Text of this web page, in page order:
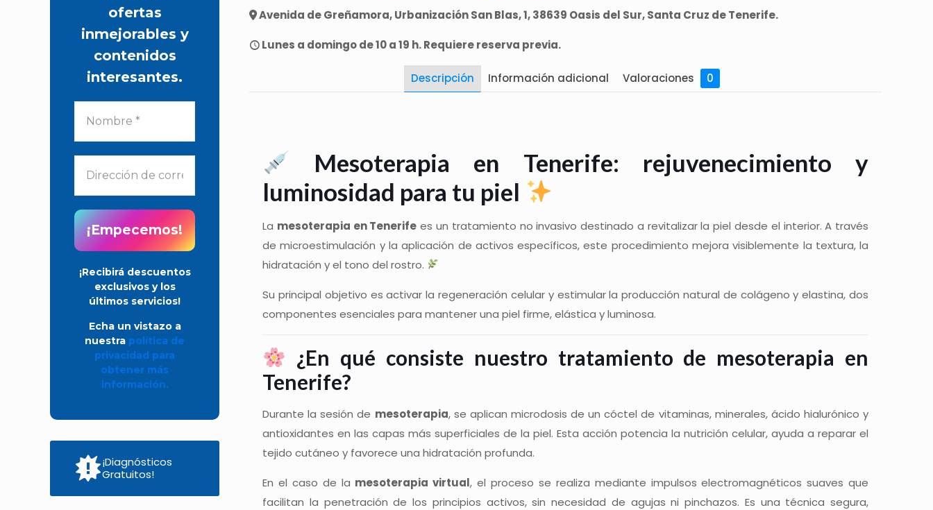
Avenida de Greñamora, Urbanización San Blas, 1, 38639 Oasis del Sur, Santa Cruz de Tenerife.
Lunes a domingo de 10 a 19 h. Requiere reserva previa.
Descripción Información adicional Valoraciones 0
Mesoterapia en Tenerife: rejuvenecimiento y
luminosidad para tu piel
La mesoterapia en Tenerife es un tratamiento no invasivo destinado a revitalizar la piel desde el interior. A través
de microestimulación y la aplicación de activos específicos, este procedimiento mejora visiblemente la textura, la
hidratación y el tono del rostro.
Su principal objetivo es activar la regeneración celular y estimular la producción natural de colágeno y elastina, dos
componentes esenciales para mantener una piel firme, elástica y luminosa.
¿En qué consiste nuestro tratamiento de mesoterapia en
Tenerife?
Durante la sesión de mesoterapia, se aplican microdosis de un cóctel de vitaminas, minerales, ácido hialurónico y
antioxidantes en las capas más superficiales de la piel. Esta acción potencia la nutrición celular, ayuda a reparar el
tejido cutáneo y favorece una hidratación profunda.
En el caso de la mesoterapia virtual, el proceso se realiza mediante impulsos electromagnéticos suaves que
facilitan la penetración de los principios activos, sin necesidad de agujas ni pinchazos. Es una técnica segura,
ofertas
inmejorables y
contenidos
interesantes.
¡Recibirá descuentos
exclusivos y los
últimos servicios!
Echa un vistazo a
nuestra política de
privacidad para
obtener más
información.
¡Diagnósticos
Gratuitos!